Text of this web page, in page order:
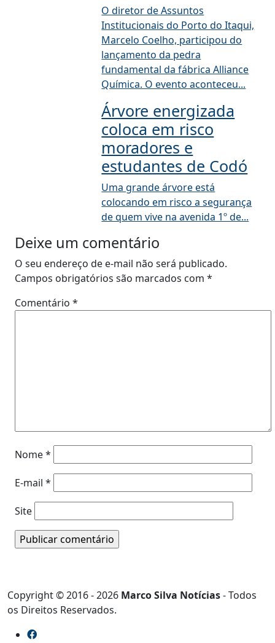
O diretor de Assuntos
Institucionais do Porto do Itaqui,
Marcelo Coelho, participou do
lançamento da pedra
fundamental da fábrica Alliance
Química. O evento aconteceu...
Árvore energizada
coloca em risco
moradores e
estudantes de Codó
Uma grande árvore está
colocando em risco a segurança
de quem vive na avenida 1º de...
Deixe um comentário
O seu endereço de e-mail não será publicado.
Campos obrigatórios são marcados com *
Comentário *
Nome*
E-mail *
Site
Copyright © 2016 - 2026 Marco Silva Notícias- Todos
os Direitos Reservados.